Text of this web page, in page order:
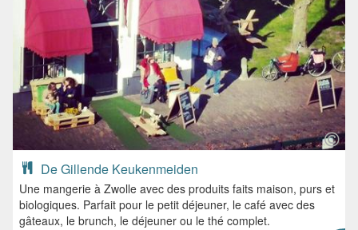
De Gillende Keukenmeiden
Une mangerie à Zwolle avec des produits faits maison, purs et
biologiques. Parfait pour le petit déjeuner, le café avec des
gâteaux, le brunch, le déjeuner ou le thé complet.